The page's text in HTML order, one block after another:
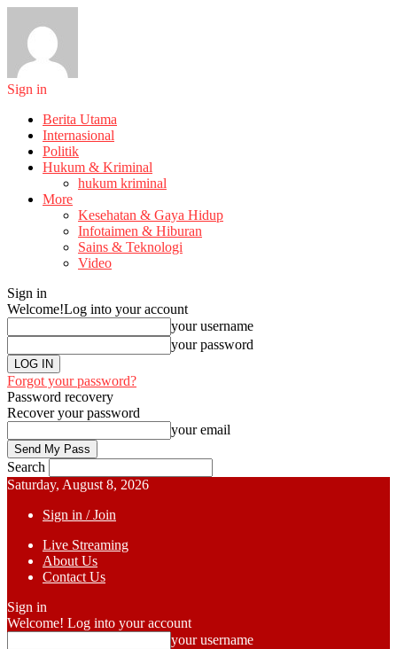
Sign in
Berita Utama
Internasional
Politik
Hukum & Kriminal
hukum kriminal
More
Kesehatan & Gaya Hidup
Infotaimen & Hiburan
Sains & Teknologi
Video
Sign in
Welcome!Log into your account
your username
your password
Forgot your password?
Password recovery
Recover your password
your email
Search
Saturday, August 8, 2026
Sign in / Join
Live Streaming
About Us
Contact Us
Sign in
Welcome! Log into your account
your username